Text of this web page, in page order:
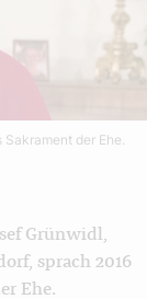
der Ehe.
Grünwidl,
sprach 2016
Ehe.